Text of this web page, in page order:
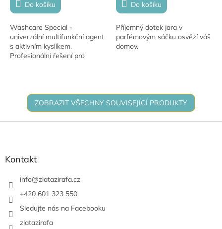
Do košíku
Washcare Special -
univerzální multifunkční agent
s aktivním kyslíkem.
Profesionální řešení pro
Do košíku
Příjemný dotek jara v
parfémovým sáčku osvěží váš
domov.
ZOBRAZIT VŠECHNY SOUVISEJÍCÍ PRODUKTY
Z
Kontakt
info@zlatazirafa.cz
+420 601 323 550
Sledujte nás na Facebooku
zlatazirafa